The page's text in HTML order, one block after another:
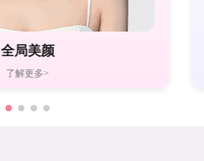
全局美颜
了解更多>